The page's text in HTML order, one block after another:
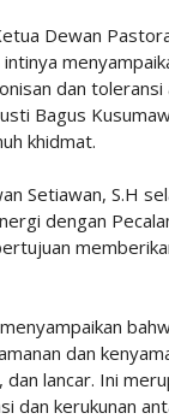
Dewan
dan
Bagus
khidmat.
Setiawan, S.H
dengan
dan
lancar. Ini
kerukunan